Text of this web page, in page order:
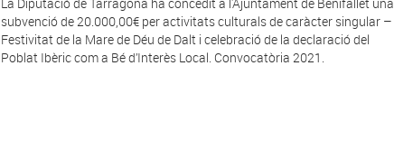
subvenció de 20.000,00€ per activitats culturals de caràcter singular –
Festivitat de la Mare de Déu de Dalt i celebració de la declaració del
Poblat Ibèric com a Bé d’Interès Local. Convocatòria 2021.